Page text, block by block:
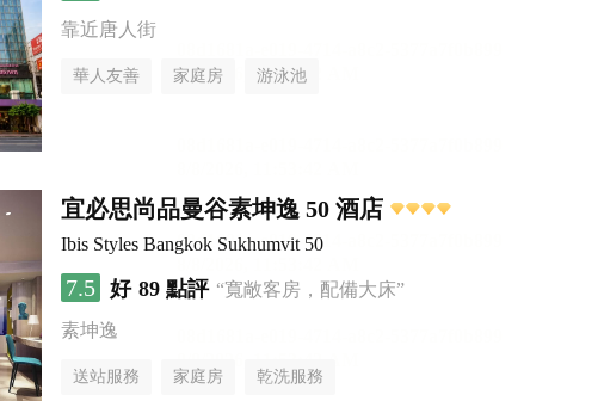
靠近唐人街
華人友善 家庭房 游泳池
宜必思尚品曼谷素坤逸 50 酒店
Ibis Styles Bangkok Sukhumvit 50
7.5 好 89 點評 “寬敞客房，配備大床”
素坤逸
送站服務 家庭房 乾洗服務